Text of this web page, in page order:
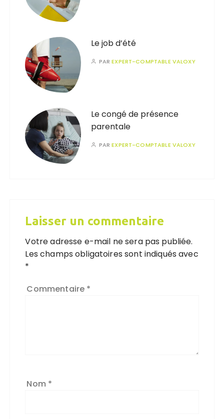
Le job d’été
PAREXPERT-COMPTABLE VALOXY
Le congé de présence
parentale
PAREXPERT-COMPTABLE VALOXY
Laisser un commentaire
Votre adresse e-mail ne sera pas publiée.
Les champs obligatoires sont indiqués avec
*
Commentaire *
Nom *